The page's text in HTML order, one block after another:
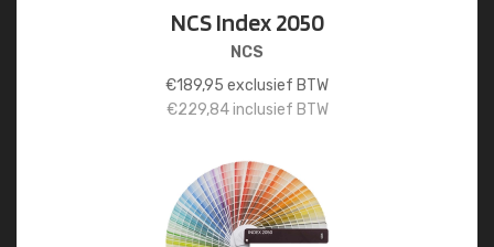
NCS Index 2050
NCS
€189,95 exclusief BTW
€229,84inclusief BTW